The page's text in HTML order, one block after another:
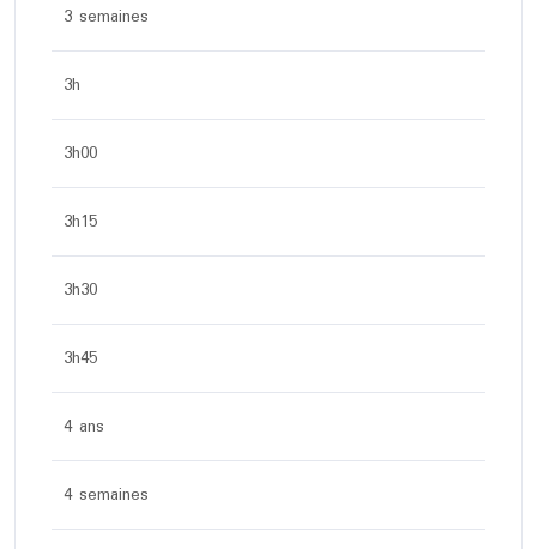
3 semaines
3h
3h00
3h15
3h30
3h45
4 ans
4 semaines